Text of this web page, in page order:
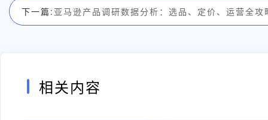
下一篇: 亚马逊产品调研数据分析：选品、定价、运营全攻
相关内容